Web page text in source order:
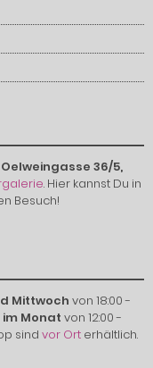
Oelweingasse 36/5,
. Hier kannst Du in
Besuch!
Mittwoch von 18:00 -
im Monat von 12:00 -
sind vor Ort erhältlich.